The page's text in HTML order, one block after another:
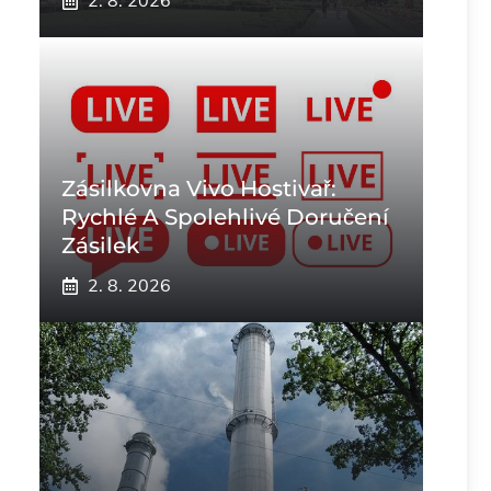
Zásilkovna Vivo Hostivař:
Rychlé A Spolehlivé Doručení
Zásilek
2. 8. 2026